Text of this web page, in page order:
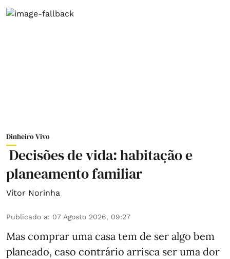
Dinheiro Vivo
Decisões de vida: habitação e
planeamento familiar
Vítor Norinha
Publicado a: 07 Agosto 2026, 09:27
Mas comprar uma casa tem de ser algo bem
planeado, caso contrário arrisca ser uma dor